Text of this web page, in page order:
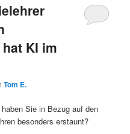
KI im
Tom E.
Sie in Bezug auf den
besonders erstaunt?